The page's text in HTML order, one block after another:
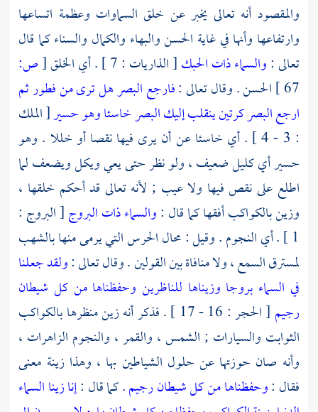
والمقصود أنه تعالى يخبر عن خلق السماوات وعظمة اتساعها
وارتفاعها وأنها في غاية الحسن والبهاء والكمال والسناء كما قال
تعالى :والسماء ذات الحبك[ الذاريات : 7 ] . أي الخلق [ص:
67 ] الحسن . وقال تعالى :فارجع البصر هل ترى من فطور ثم
ارجع البصر كرتين ينقلب إليك البصر خاسئا وهو حسير[ الملك
: 3 - 4 ] . أي خاسئا عن أن يرى فيها نقصا أو خللا . وهو
حسير أي كليل ضعيف ، ولو نظر حتى يعي ويكل ويضعف لما
اطلع على نقص فيها ولا عيب ; لأنه تعالى قد أحكم خلقها ،
وزين بالكواكب أفقها كما قال :والسماء ذات البروج[ البروج :
1 ] . أي النجوم . وقيل : محال الحرس التي يرمى منها بالشهب
لمسترق السمع ، ولا منافاة بين القولين . وقال تعالى :ولقد جعلنا
في السماء بروجا وزيناها للناظرين وحفظناها من كل شيطان
رجيم
[ الحجر : 16 - 17 ] . فذكر أنه زين منظرها بالكواكب
الثوابت والسيارات ; الشمس ، والقمر ، والنجوم الزاهرات ،
وأنه صان حوزتها عن حلول الشياطين بها ، وهذا زينة معنى
فقال :وحفظناها من كل شيطان رجيم. كما قال :إنا زينا السماء